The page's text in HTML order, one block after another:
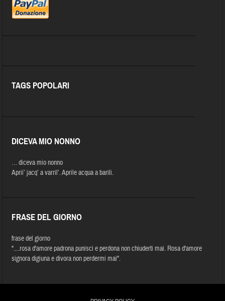
TAGS POPOLARI
DICEVA MIO NONNO
… diceva mio nonno
Aprii’ jacq’ a varril’. Aprile acqua a barili.
FRASE DEL GIORNO
frase del giorno
"....rosa d'amore padrona punisci e perdona non chiuderti mai. Rosa d'amore
signora digiuna e divora non perdermi mai".